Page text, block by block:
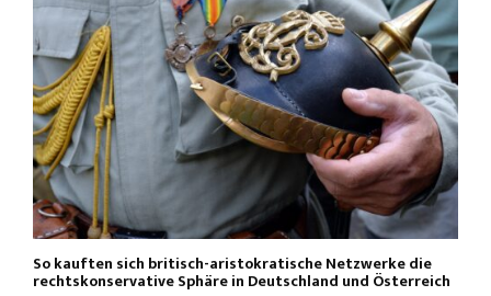
So kauften sich britisch-aristokratische Netzwerke die
rechtskonservative Sphäre in Deutschland und Österreich